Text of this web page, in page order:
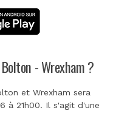
- Wrexham ?
et Wrexham sera
à 21h00. Il s'agit d'une